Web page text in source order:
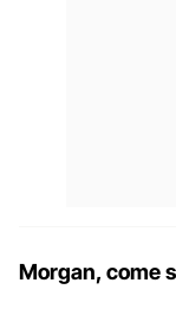
Morgan, come